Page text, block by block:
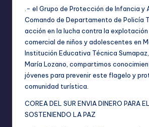
.- el Grupo de Protección de Infancia y
Comando de Departamento de Policía
acción en la lucha contra la explotación
comercial de niños y adolescentes en
Institución Educativa Técnica
María Lozano, compartimos
jóvenes para prevenir este flagelo y
comunidad turística.
COREA DEL SUR ENVIA DINERO PARA
SOSTENIENDO LA PAZ